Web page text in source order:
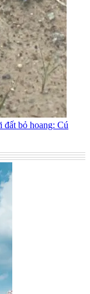
đất bỏ hoang: Cú